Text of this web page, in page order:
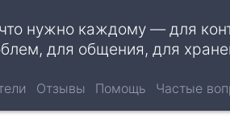
нужно каждому — для
для общения, для
Отзывы Помощь Частые